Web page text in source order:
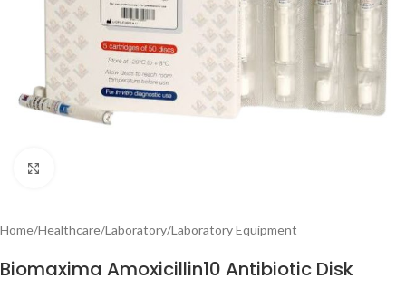
Home/Healthcare/Laboratory/Laboratory Equipment
Biomaxima Amoxicillin10 Antibiotic Disk